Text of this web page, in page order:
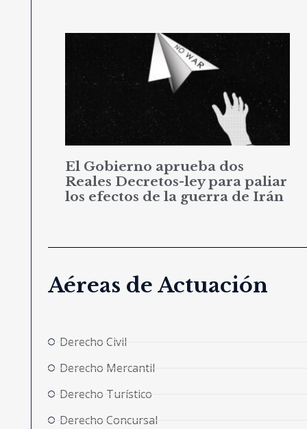
El Gobierno aprueba dos
Reales Decretos-ley para paliar
los efectos de la guerra de Irán
Aéreas de Actuación
Derecho Civil
Derecho Mercantil
Derecho Turístico
Derecho Concursal